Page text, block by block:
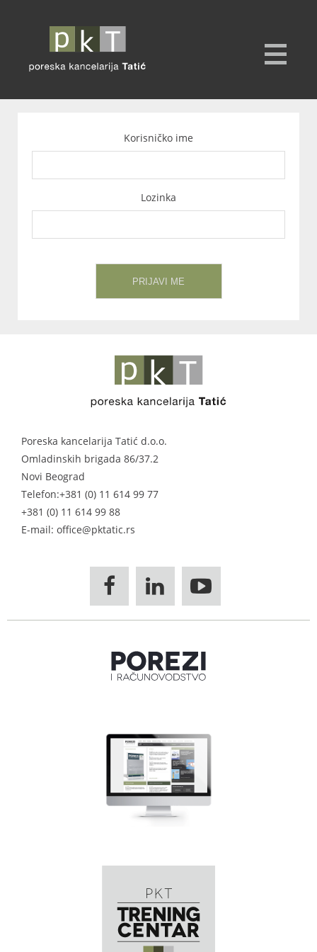
Korisničko ime
Lozinka
Poreska kancelarija Tatić d.o.o.
Omladinskih brigada 86/37.2
Novi Beograd
Telefon:+381 (0) 11 614 99 77
+381 (0) 11 614 99 88
E-mail: office@pktatic.rs
  